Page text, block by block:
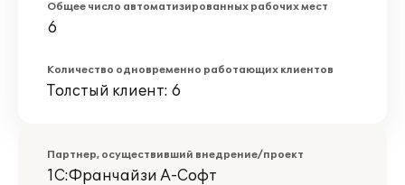
Общее число автоматизированных рабочих мест
6
Количество одновременно работающих клиентов
Толстый клиент: 6
Партнер, осуществивший внедрение/проект
1С:Франчайзи А-Софт